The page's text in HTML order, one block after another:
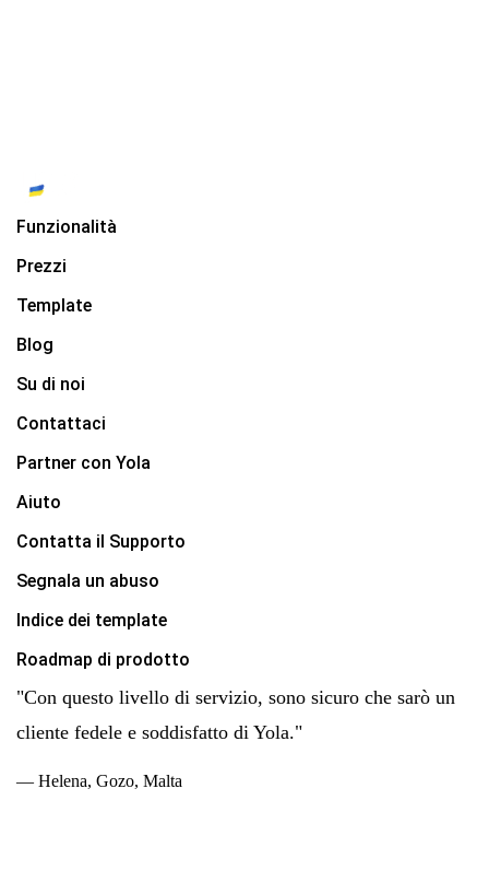
Funzionalità
Prezzi
Template
Blog
Su di noi
Contattaci
Partner con Yola
Aiuto
Contatta il Supporto
Segnala un abuso
Indice dei template
Roadmap di prodotto
"Con questo livello di servizio, sono sicuro che sarò un
cliente fedele e soddisfatto di Yola."
— Helena, Gozo, Malta